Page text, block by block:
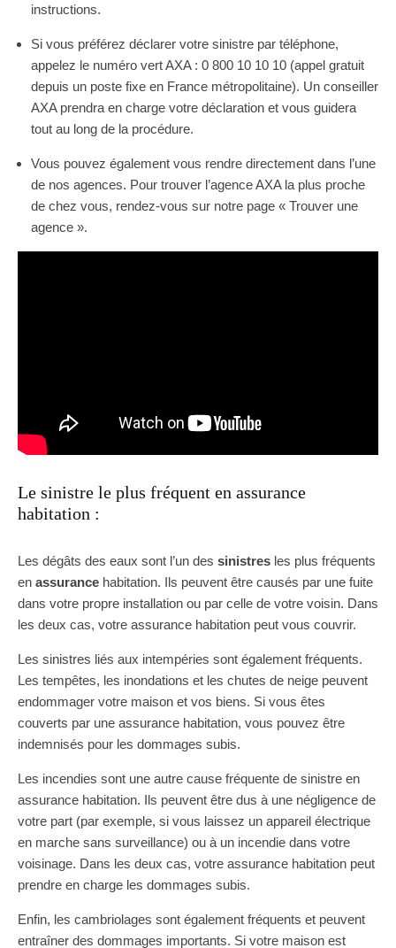
instructions.
Si vous préférez déclarer votre sinistre par téléphone,
appelez le numéro vert AXA : 0 800 10 10 10 (appel gratuit
depuis un poste fixe en France métropolitaine). Un conseiller
AXA prendra en charge votre déclaration et vous guidera
tout au long de la procédure.
Vous pouvez également vous rendre directement dans l’une
de nos agences. Pour trouver l’agence AXA la plus proche
de chez vous, rendez-vous sur notre page « Trouver une
agence ».
Le sinistre le plus fréquent en assurance
habitation :
Les dégâts des eaux sont l’un des sinistres les plus fréquents
en assurance habitation. Ils peuvent être causés par une fuite
dans votre propre installation ou par celle de votre voisin. Dans
les deux cas, votre assurance habitation peut vous couvrir.
Les sinistres liés aux intempéries sont également fréquents.
Les tempêtes, les inondations et les chutes de neige peuvent
endommager votre maison et vos biens. Si vous êtes
couverts par une assurance habitation, vous pouvez être
indemnisés pour les dommages subis.
Les incendies sont une autre cause fréquente de sinistre en
assurance habitation. Ils peuvent être dus à une négligence de
votre part (par exemple, si vous laissez un appareil électrique
en marche sans surveillance) ou à un incendie dans votre
voisinage. Dans les deux cas, votre assurance habitation peut
prendre en charge les dommages subis.
Enfin, les cambriolages sont également fréquents et peuvent
entraîner des dommages importants. Si votre maison est